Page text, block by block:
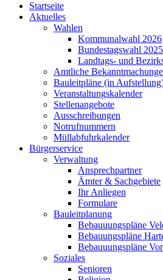
Startseite
Aktuelles
Wahlen
Kommunalwahl 2026
Bundestagswahl 2025
Landtags- und
Amtliche
Bauleitpläne (in
Veranstaltungskalender
Stellenangebote
Ausschreibungen
Notrufnummern
Müllabfuhrkalender
Bürgerservice
Verwaltung
Ansprechpartner
Ämter & Sachgebiete
Ihr Anliegen
Formulare
Bauleitplanung
Bebauuungspläne
Bebauungspläne
Bebauuungspläne
Soziales
Senioren